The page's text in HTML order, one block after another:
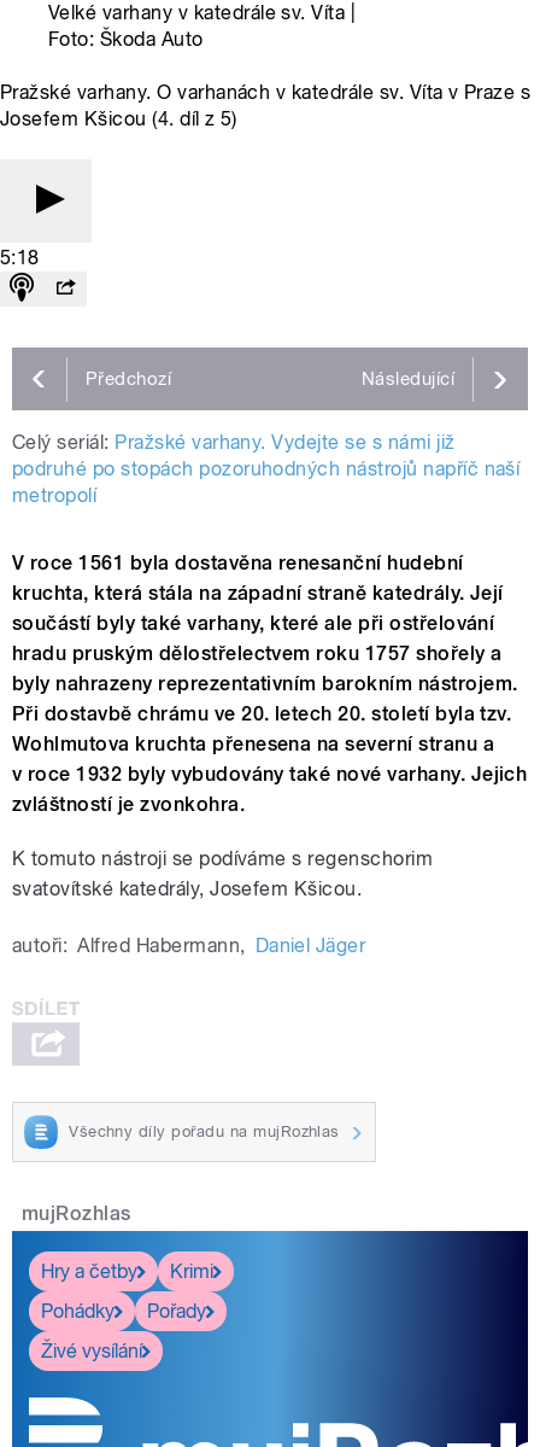
Velké varhany v katedrále sv. Víta |
Foto: Škoda Auto
Pražské varhany. O varhanách v katedrále sv. Víta v Praze s
Josefem Kšicou (4. díl z 5)
5:18
Předchozí Následující
Celý seriál: Pražské varhany. Vydejte se s námi již
podruhé po stopách pozoruhodných nástrojů napříč naší
metropolí
V roce 1561 byla dostavěna renesanční hudební
kruchta, která stála na západní straně katedrály. Její
součástí byly také varhany, které ale při ostřelování
hradu pruským dělostřelectvem roku 1757 shořely a
byly nahrazeny reprezentativním barokním nástrojem.
Při dostavbě chrámu ve 20. letech 20. století byla tzv.
Wohlmutova kruchta přenesena na severní stranu a
v roce 1932 byly vybudovány také nové varhany. Jejich
zvláštností je zvonkohra.
K tomuto nástroji se podíváme s regenschorim
svatovítské katedrály, Josefem Kšicou.
autoři: Alfred Habermann, Daniel Jäger
Všechny díly pořadu na mujRozhlas
mujRozhlas
Hry a četby
Krimi
Pohádky
Pořady
Živé vysílání